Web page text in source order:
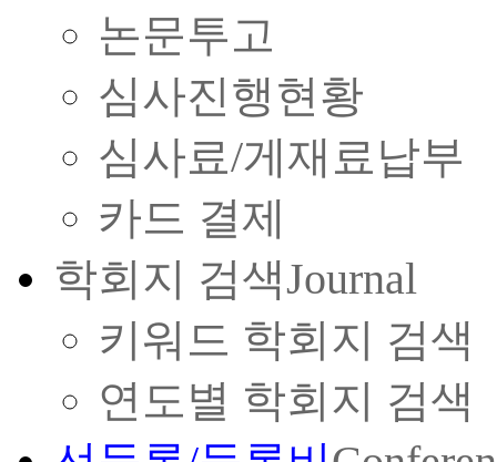
논문투고
심사진행현황
심사료/게재료납부
카드 결제
학회지 검색Journal
키워드 학회지 검색
연도별 학회지 검색